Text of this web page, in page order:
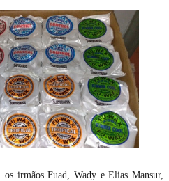
irmãos Fuad, Wady e Elias Mansur,